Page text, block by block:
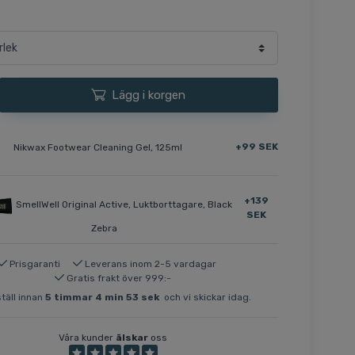
Lägg i korgen
Nikwax Footwear Cleaning Gel, 125ml +99 SEK
SmellWell Original Active, Luktborttagare, Black
Zebra
+139
SEK
Prisgaranti
Leverans inom 2-5 vardagar
Gratis frakt över 999:-
innan5 timmar 4 min53 sek och vi skickar idag.
Våra kunder älskar oss